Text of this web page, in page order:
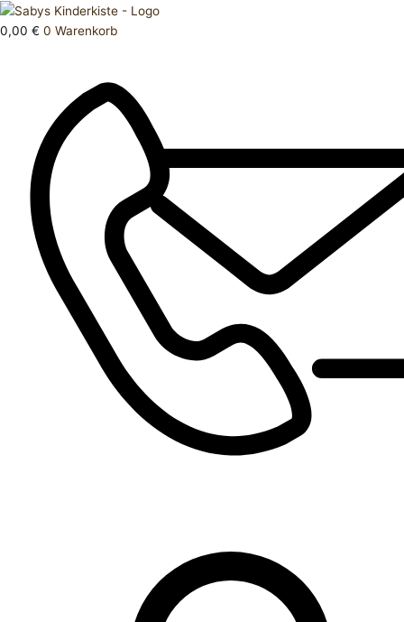
Zum
Inhalt
0,00 € 0 Warenkorb
Products
search
Strampler
86